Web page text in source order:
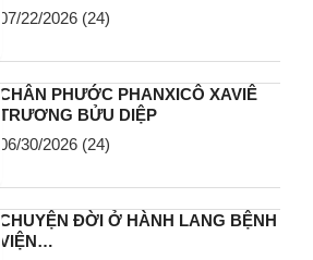
07/22/2026 (24)
CHÂN PHƯỚC PHANXICÔ XAVIÊ
TRƯƠNG BỬU DIỆP
06/30/2026 (24)
CHUYỆN ĐỜI Ở HÀNH LANG BỆNH
VIỆN…